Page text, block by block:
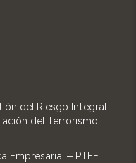
del Riesgo Integral
del Terrorismo
Empresarial – PTEE